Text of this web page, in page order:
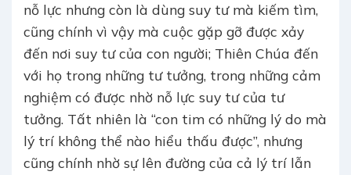
nỗ lực nhưng còn là dùng suy tư mà kiếm tìm,
cũng chính vì vậy mà cuộc gặp gỡ được xảy
đến nơi suy tư của con người; Thiên Chúa đến
với họ trong những tư tưởng, trong những cảm
nghiệm có được nhờ nỗ lực suy tư của tư
tưởng. Tất nhiên là “con tim có những lý do mà
lý trí không thể nào hiểu thấu được”, nhưng
cũng chính nhờ sự lên đường của cả lý trí lẫn